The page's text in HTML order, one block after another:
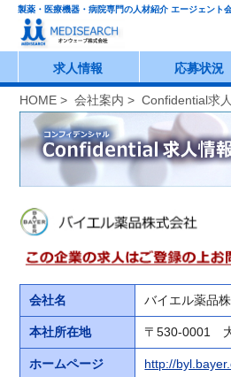
製薬・医療機器・病院専門の人材紹介 エージェント
求人情報 応募状況
HOME >会社案内 > Confidential求
会社名 バイエル薬品
本社所在地 〒530-0001
ホームページ
http://